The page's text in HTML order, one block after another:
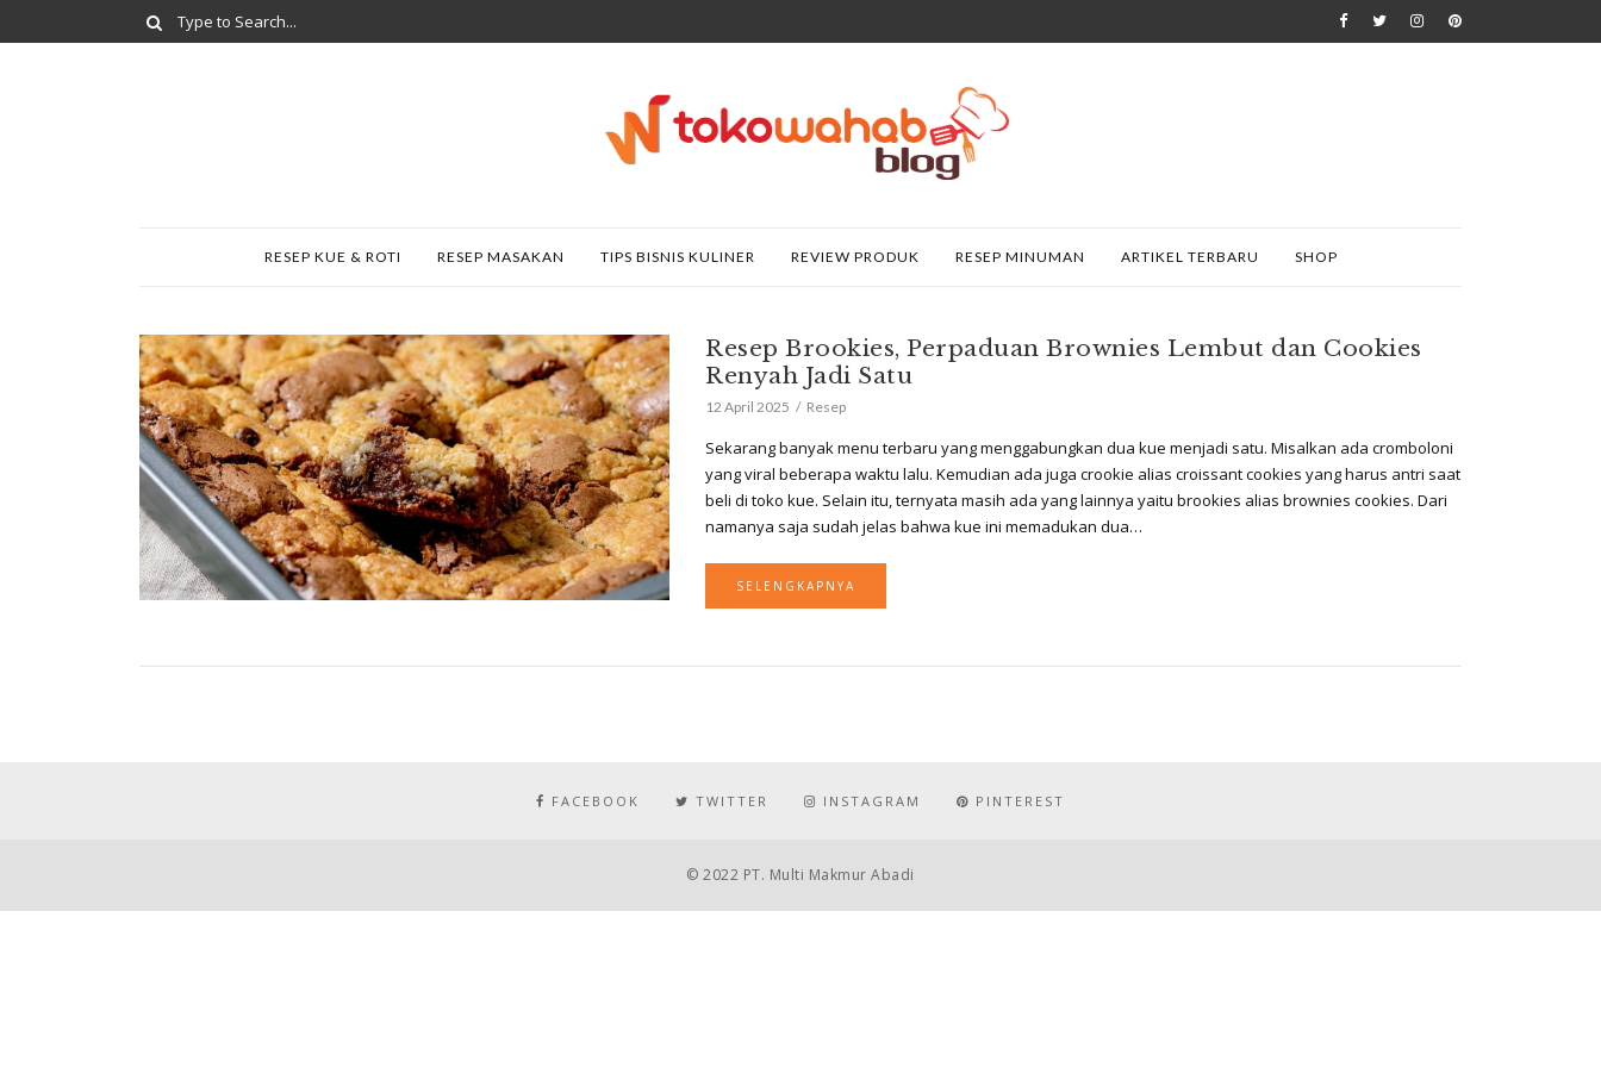
RESEP KUE & ROTI RESEP MASAKAN TIPS BISNIS KULINER REVIEW PRODUK RESEP MINUMAN ARTIKEL TERBARU SHOP
Resep Brookies, Perpaduan Brownies Lembut dan Cookies
Renyah Jadi Satu
12 April 2025 Resep
Sekarang banyak menu terbaru yang menggabungkan dua kue menjadi satu. Misalkan ada cromboloni
yang viral beberapa waktu lalu. Kemudian ada juga crookie alias croissant cookies yang harus antri saat
beli di toko kue. Selain itu, ternyata masih ada yang lainnya yaitu brookies alias brownies cookies. Dari
namanya saja sudah jelas bahwa kue ini memadukan dua…
SELENGKAPNYA
FACEBOOK TWITTER INSTAGRAM PINTEREST
© 2022 PT. Multi Makmur Abadi